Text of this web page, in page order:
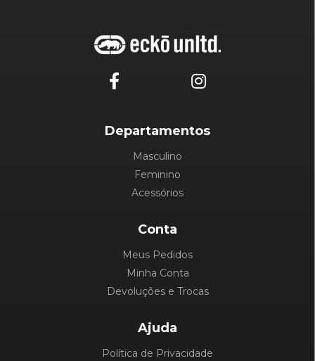
Departamentos
Masculino
Feminino
Acessórios
Conta
Meus Pedidos
Minha Conta
Devoluções e Trocas
Ajuda
Política de Privacidade